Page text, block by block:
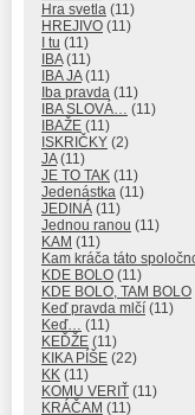
Hra svetla (11)
HREJIVO (11)
I tu (11)
IBA(11)
IBA JA(11)
Iba pravda (11)
IBA SLOVÁ… (11)
IBAŽE (11)
ISKRIČKY (2)
JA(11)
JE TO TAK (11)
Jedenástka (11)
JEDINÁ (11)
Jednou ranou (11)
KAM (11)
Kam kráča táto
KDE BOLO (11)
KDE BOLO, TAM BOLO
Keď pravda mlčí (11)
Keď… (11)
KEĎŽE (11)
KIKA PÍŠE (22)
KK (11)
KOMU VERIŤ (11)
KRÁČAM (11)